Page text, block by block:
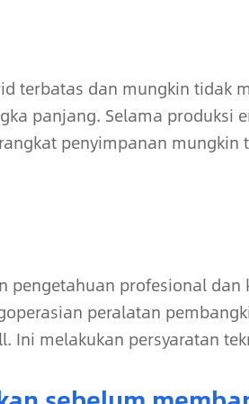
terbatas dan mungkin tidak
panjang. Selama produksi
penyimpanan mungkin
profesional dan
peralatan
Ini melakukan persyaratan